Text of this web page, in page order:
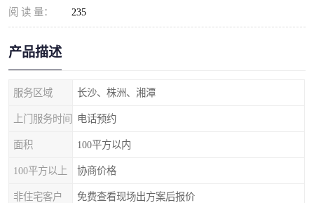
阅 读 量： 235
产品描述
服务区域 长沙、株洲、湘潭
上门服务时间 电话预约
面积 100平方以内
100平方以上 协商价格
非住宅客户 免费查看现场出方案后报价